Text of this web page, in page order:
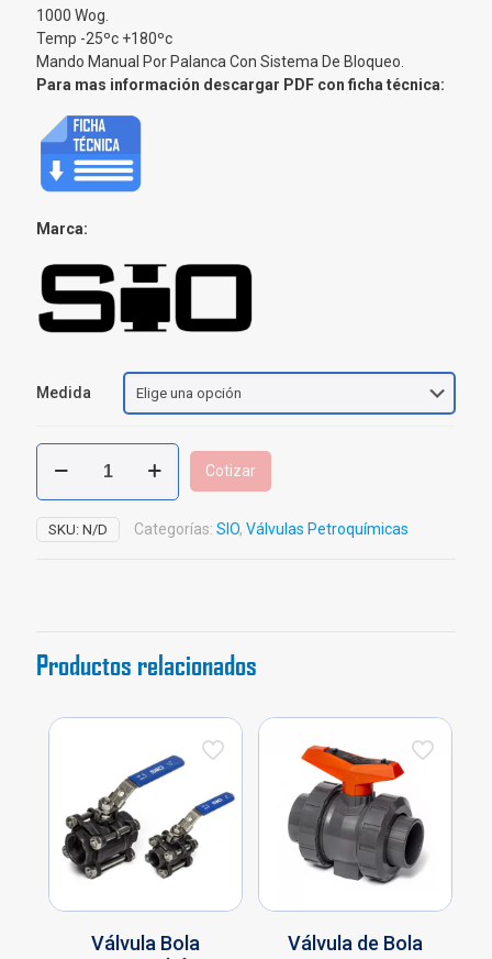
1000 Wog.
Temp -25ºc +180ºc
Mando Manual Por Palanca Con Sistema De Bloqueo.
Para mas información descargar PDF con ficha técnica:
Marca:
Medida
Válvula
Bola
Acero
Carbón
Roscada
Cotizar
SKU: N/D Categorías: SIO, Válvulas Petroquímicas
Productos relacionados
Válvula Bola
Válvula de Bola